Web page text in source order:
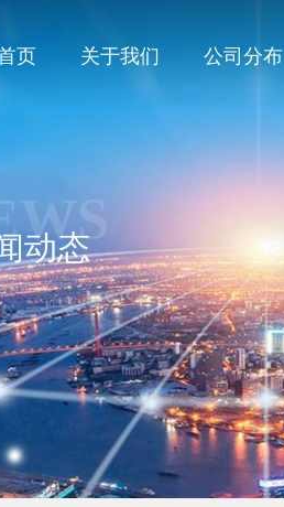
页 关于我们 公司分布
动态